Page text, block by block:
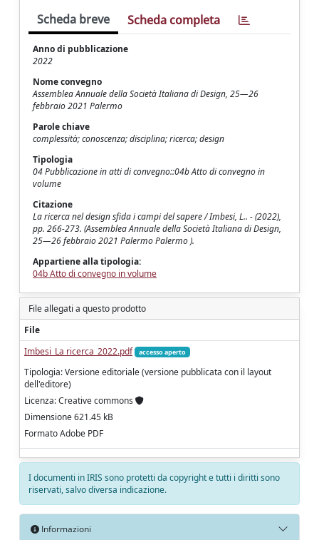
Scheda breve Scheda completa
Anno di pubblicazione
2022
Nome convegno
Assemblea Annuale della Società Italiana di Design, 25—26
febbraio 2021 Palermo
Parole chiave
complessità; conoscenza; disciplina; ricerca; design
Tipologia
04 Pubblicazione in atti di convegno::04b Atto di convegno in
volume
Citazione
La ricerca nel design sfida i campi del sapere / Imbesi, L.. - (2022),
pp. 266-273. (Assemblea Annuale della Società Italiana di Design,
25—26 febbraio 2021 Palermo Palermo ).
Appartiene alla tipologia:
04b Atto di convegno in volume
File allegati a questo prodotto
File
Imbesi_La ricerca_2022.pdf
accesso aperto
Tipologia: Versione editoriale (versione pubblicata con il layout
dell'editore)
Licenza: Creative commons
Dimensione 621.45 kB
Formato Adobe PDF
I documenti in IRIS sono protetti da copyright e tutti i diritti sono
riservati, salvo diversa indicazione.
Informazioni